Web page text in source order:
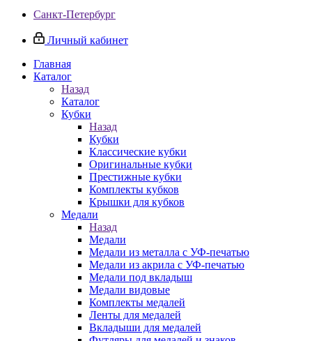
Санкт-Петербург
Личный кабинет
Главная
Каталог
Назад
Каталог
Кубки
Назад
Кубки
Классические кубки
Оригинальные кубки
Престижные кубки
Комплекты кубков
Крышки для кубков
Медали
Назад
Медали
Медали из металла с УФ-печатью
Медали из акрила с УФ-печатью
Медали под вкладыш
Медали видовые
Комплекты медалей
Ленты для медалей
Вкладыши для медалей